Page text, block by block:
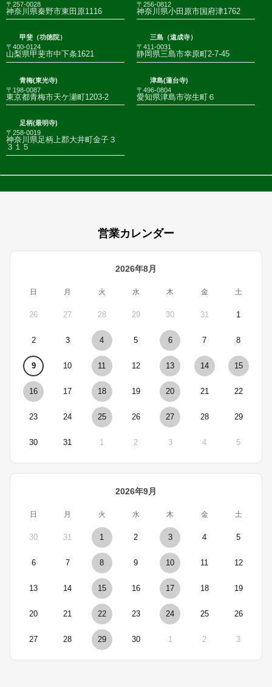
〒257-0028
神奈川県秦野市東田原1116
〒256-0812
神奈川県小田原市国府津1762
甲斐（功徳院）
〒400-0124
山梨県甲斐市中下条1621
三島（遠成寺）
〒411-0031
静岡県三島市幸原町2-7-45
青梅(東光寺)
〒198-0087
東京都青梅市天ケ瀬町1203-2
津島(蓮台寺)
〒496-0804
愛知県津島市弥生町６
足柄(最明寺)
〒258-0019
神奈川県足柄上郡大井町金子３
３１５
営業カレンダー
2026年8月
日 月 火 水 木 金 土
26 27 28 29 30 31 1
2 3 4 5 6 7 8
9 10 11 12 13 14 15
16 17 18 19 20 21 22
23 24 25 26 27 28 29
30 31 1 2 3 4 5
2026年9月
日 月 火 水 木 金 土
30 31 1 2 3 4 5
6 7 8 9 10 11 12
13 14 15 16 17 18 19
20 21 22 23 24 25 26
27 28 29 30 1 2 3